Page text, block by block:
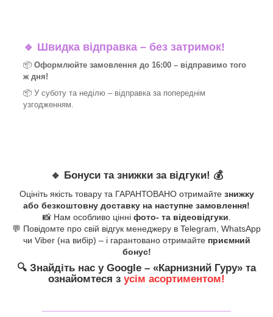
🔹 Швидка відправка – без затримок!
📦 Оформлюйте замовлення до 16:00 – відправимо того
ж дня!
📦 У суботу та неділю – відправка за попереднім
узгодженням.
🔹 Бонуси та знижки за відгуки! 💰
Оцініть якість товару та ГАРАНТОВАНО отримайте знижку
або безкоштовну доставку на наступне замовлення!
📸 Нам особливо цінні фото- та відеовідгуки
💬 Повідомте про свій відгук менеджеру в Telegram, WhatsApp
чи Viber (на вибір) – і гарантовано отримайте приємний
бонус!
🔍 Знайдіть нас у Google – «Карнизний Гуру» та
ознайомтеся з усім асортиментом!